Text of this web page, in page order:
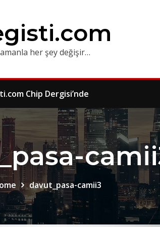
her şey değişir…
Chip Dergisi’nde
davut_pasa-camii3